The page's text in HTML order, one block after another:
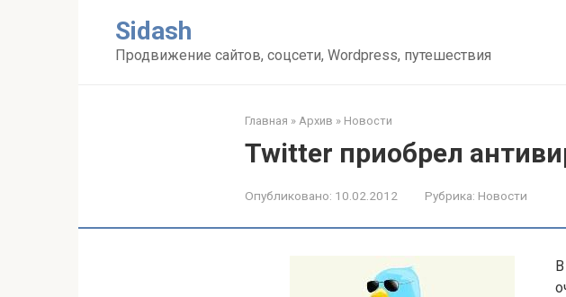
Sidash
Продвижение сайтов, соцсети, Wordpress, путешествия
Главная » Архив » Новости
Twitter приобрел
Опубликовано: 10.02.2012 Рубрика: Новости